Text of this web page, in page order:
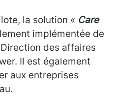
la solution « Care
implémentée de
des affaires
Il est également
aux entreprises